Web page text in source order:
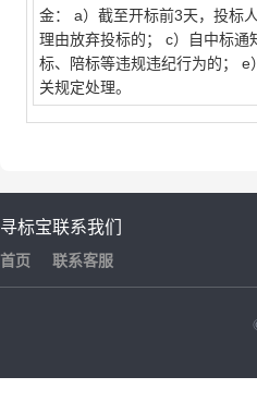
金： a）截至开标前3天，投标
理由放弃投标的； c）自中标
标、陪标等违规违纪行为的；
关规定处理。
寻标宝
首页
联系我们
联系客服